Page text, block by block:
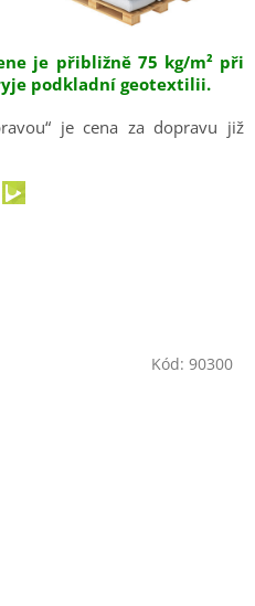
je přibližně 75 kg/m² při
podkladní geotextilii.
je cena za dopravu již
Kód: 90300